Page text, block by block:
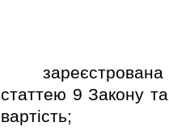
зареєстрована
статтею 9 Закону
вартiсть;